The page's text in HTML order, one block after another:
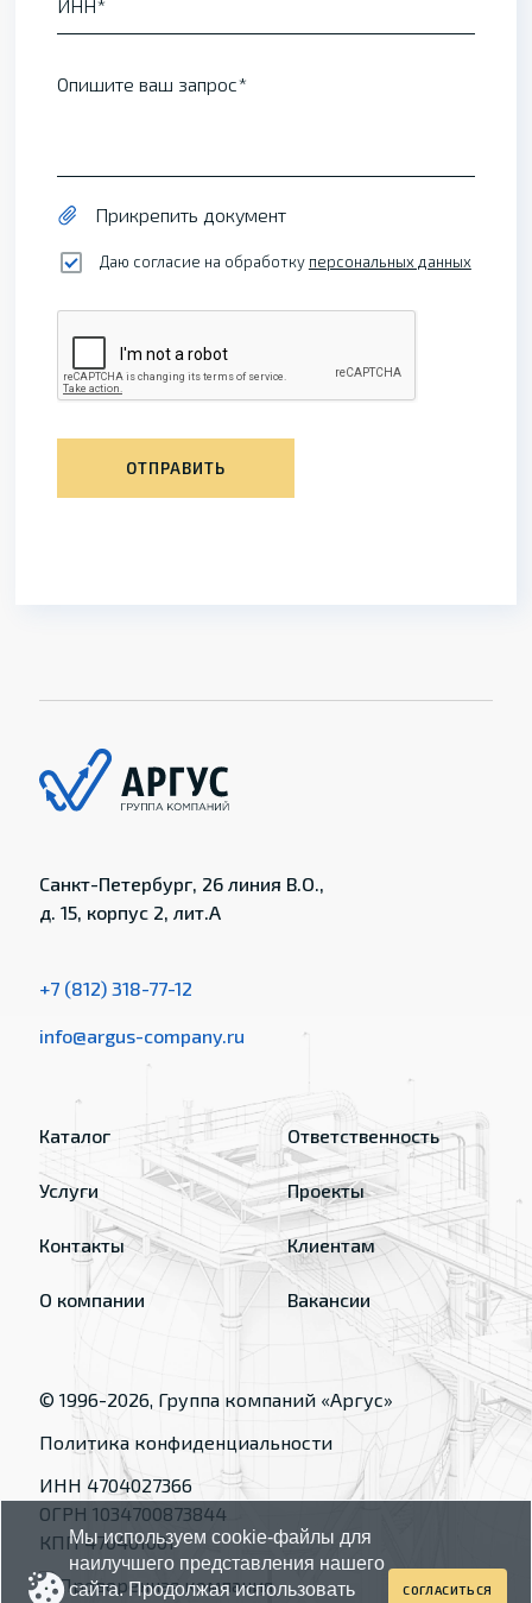
ИНН
Опишите ваш запрос
Прикрепить документ
Даю согласие на обработку персональных данных
ОТПРАВИТЬ
Санкт-Петербург, 26 линия В.О.,
д. 15, корпус 2, лит.А
+7 (812) 318-77-12
info@argus-company.ru
Каталог
Услуги
Контакты
О компании
Ответственность
Проекты
Клиентам
Вакансии
© 1996-2026, Группа компаний «Аргус»
Политика конфиденциальности
ИНН 4704027366
ОГРН 1034700873844
КПП 470401001
Мы используем cookie-файлы для
наилучшего представления нашего
сайта. Продолжая использовать
СОГЛАСИТЬСЯ